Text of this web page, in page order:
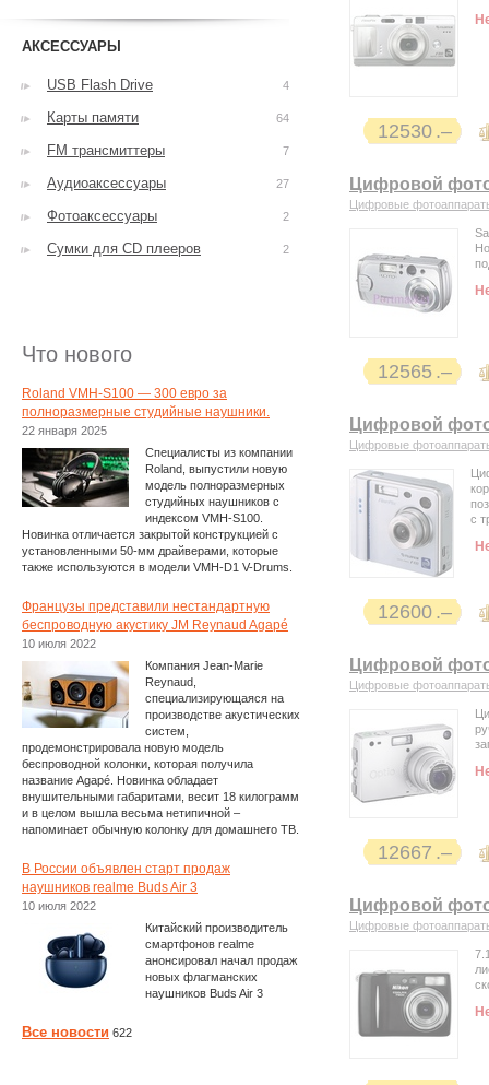
12530
Цифровой
Цифровые
12565
Цифровой
Цифровые
с
12600
Цифровой
Цифровые
12667
Цифровой
Цифровые
АКСЕССУАРЫ
USB Flash Drive 4
Карты памяти 64
FM трансмиттеры 7
Аудиоаксессуары 27
Фотоаксессуары 2
Сумки для CD плееров 2
Что нового
Roland VMH-S100 — 300 евро за
полноразмерные студийные наушники.
22 января 2025
Специалисты из компании
Roland, выпустили новую
модель полноразмерных
студийных наушников с
индексом VMH-S100.
Новинка отличается закрытой конструкцией с
установленными 50-мм драйверами, которые
также используются в модели VMH-D1 V-Drums.
Французы представили нестандартную
беспроводную акустику JM Reynaud Agapé
10 июля 2022
Компания Jean-Marie
Reynaud,
специализирующаяся на
производстве акустических
систем,
продемонстрировала новую модель
беспроводной колонки, которая получила
название Agapé. Новинка обладает
внушительными габаритами, весит 18 килограмм
и в целом вышла весьма нетипичной –
напоминает обычную колонку для домашнего ТВ.
В России объявлен старт продаж
наушников realme Buds Air 3
10 июля 2022
Китайский производитель
смартфонов realme
анонсировал начал продаж
новых флагманских
наушников Buds Air 3
Все новости 622